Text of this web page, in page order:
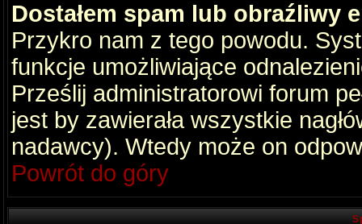
Dostałem spam lub obraźliwy
Przykro nam z tego powodu.
funkcje umożliwiające
Prześlij administratorowi forum
jest by zawierała wszystkie
nadawcy). Wtedy może on
Powrót do góry